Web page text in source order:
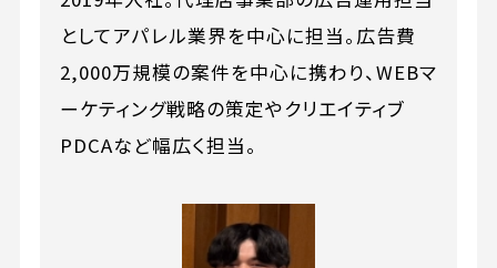
としてアパレル業界を中心に担当。広告費
2,000万規模の案件を中心に携わり、WEBマ
ーケティング戦略の策定やクリエイティブ
PDCAなど幅広く担当。